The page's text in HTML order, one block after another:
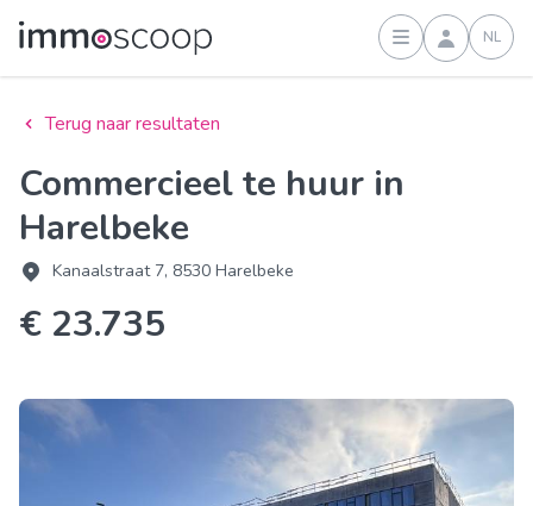
Inloggen
NL
Terug naar resultaten
Commercieel te huur in
Harelbeke
Kanaalstraat 7, 8530 Harelbeke
€ 23.735